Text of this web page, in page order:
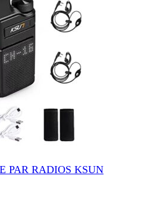
PAR RADIOS KSUN